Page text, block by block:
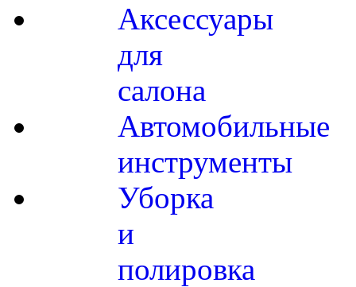
Аксессуары
для
салона
Автомобильные
инструменты
Уборка
и
полировка